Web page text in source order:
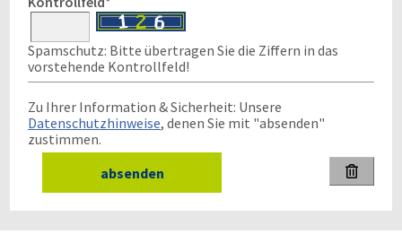
Spamschutz: Bitte übertragen Sie die Ziffern in das
vorstehende Kontrollfeld!
Zu Ihrer Information & Sicherheit: Unsere
Datenschutzhinweise, denen Sie mit "absenden"
zustimmen.
